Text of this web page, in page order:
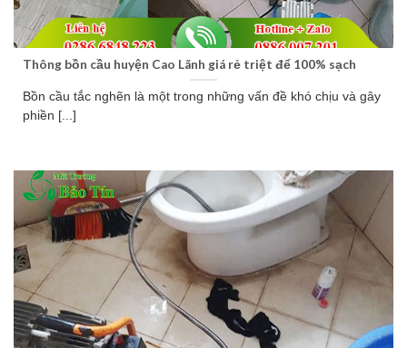
Thông bồn cầu huyện Cao Lãnh giá rẻ triệt để 100% sạch
Bồn cầu tắc nghẽn là một trong những vấn đề khó chịu và gây
phiền [...]